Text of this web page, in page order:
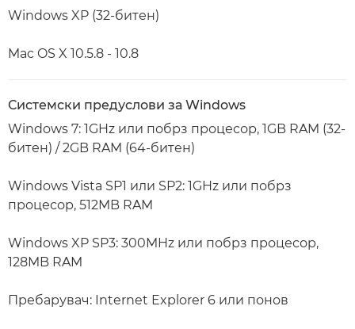
Windows XP (32-битен)
Mac OS X 10.5.8 - 10.8
Системски предуслови за Windows
Windows 7: 1GHz или побрз процесор, 1GB RAM (32-
битен) / 2GB RAM (64-битен)
Windows Vista SP1 или SP2: 1GHz или побрз
процесор, 512MB RAM
Windows XP SP3: 300MHz или побрз процесор,
128MB RAM
Пребарувач: Internet Explorer 6 или понов